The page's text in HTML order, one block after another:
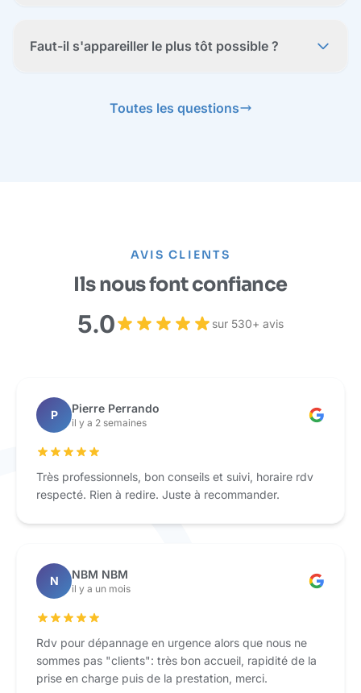
Faut-il s'appareiller le plus tôt possible ?
Toutes les questions
AVIS CLIENTS
Ils nous font confiance
5.0 sur 530+ avis
P Pierre Perrando
il y a 2 semaines
Très professionnels, bon conseils et suivi, horaire rdv
respecté. Rien à redire. Juste à recommander.
N NBM NBM
il y a un mois
Rdv pour dépannage en urgence alors que nous ne
sommes pas "clients": très bon accueil, rapidité de la
prise en charge puis de la prestation, merci.